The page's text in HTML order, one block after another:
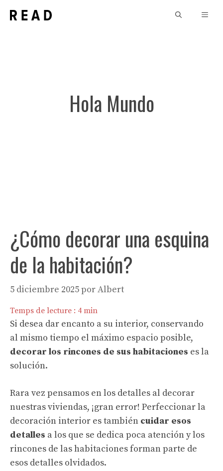
Hola Mundo
¿Cómo decorar una esquina
de la habitación?
5 diciembre 2025porAlbert
Temps de lecture : 4 min
Si desea dar encanto a su interior, conservando
al mismo tiempo el máximo espacio posible,
decorar los rincones de sus habitaciones es la
solución.
Rara vez pensamos en los detalles al decorar
nuestras viviendas, ¡gran error! Perfeccionar la
decoración interior es también cuidar esos
detalles a los que se dedica poca atención y los
rincones de las habitaciones forman parte de
esos detalles olvidados.